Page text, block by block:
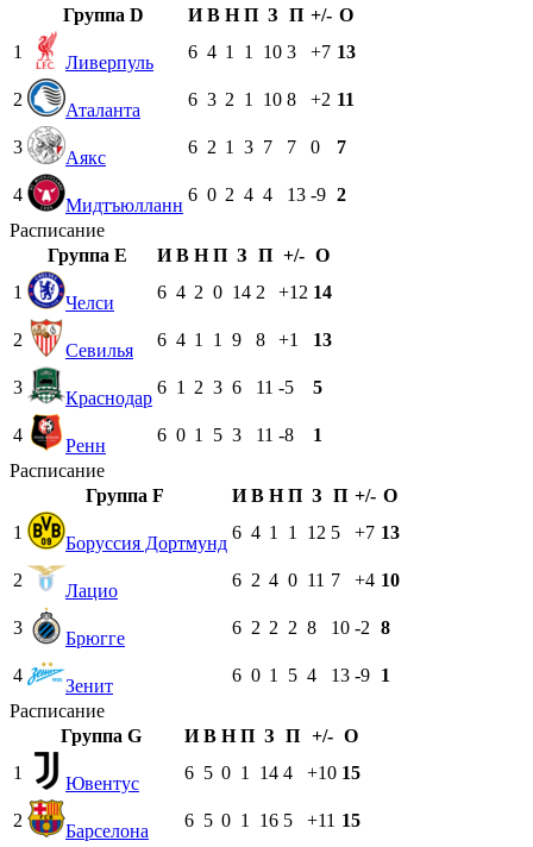
Группа D
И В Н П З П +/- О
1
Ливерпуль
6 4 1 1 10 3 +7 13
2
Аталанта
6 3 2 1 10 8 +2 11
3
Аякс
6 2 1 3 7 7 0 7
4
Мидтъюлланн
6 0 2 4 4 13 -9 2
Расписание
Группа E
И В Н П З П +/- О
1
Челси
6 4 2 0 14 2 +12 14
2
Севилья
6 4 1 1 9 8 +1 13
3
Краснодар
6 1 2 3 6 11 -5 5
4
Ренн
6 0 1 5 3 11 -8
1
Расписание
Группа F
И В Н П З П +/- О
1
Боруссия Дортмунд
6 4 1 1 12 5 +7 13
2
Лацио
6 2 4 0 11 7 +4 10
3
Брюгге
6 2 2 2 8 10 -2 8
4
Зенит
6 0 1 5 4 13 -9 1
Расписание
Группа G
И В Н П З П +/- О
1
Ювентус
6 5 0 1 14 4 +10 15
2
Барселона
6 5 0 1 16 5 +11 15